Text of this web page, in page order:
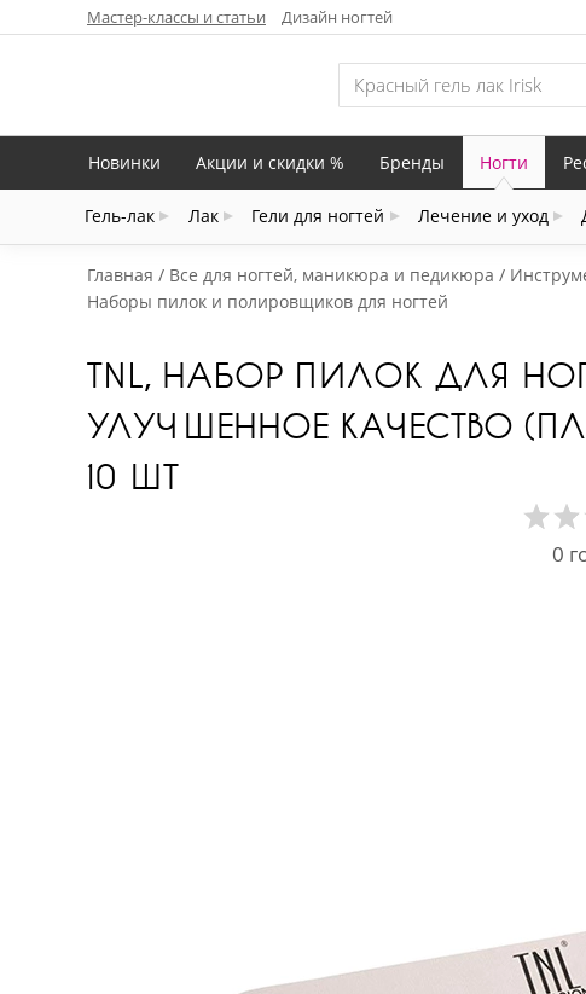
Мастер-классы и статьи Дизайн ногтей
Новинки Акции и скидки % Бренды Ногти
Гель-лак Лак Гели для ногтей Лечение и уход
Главная Все для ногтей, маникюра и педикюра
Наборы пилок и полировщиков для ногтей
TNL, НАБОР ПИЛОК ДЛЯ
УЛУЧШЕННОЕ КАЧЕСТВО
10 ШТ
0